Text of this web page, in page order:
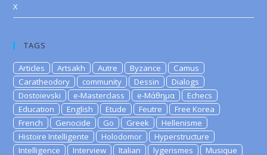
X
TAGS
Articles Artsakh Autre Byzance
Camus
Caratheodory
community Dessin
Dialogs
Dostoievski
e-Masterclass e-Μάθημα
Echecs
Education
English Etude Feutre
Free Korea
French
Genocide Go Greek
Hellenisme
Histoire Intelligente
Holodomor
Hyperstructure
Intelligence
Interview Italian lygerismes
Musique